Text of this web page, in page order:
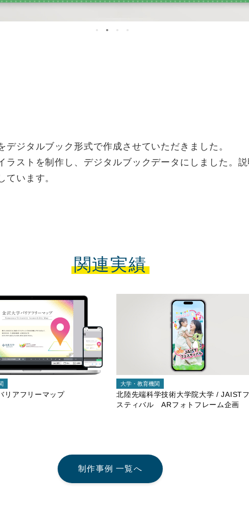
ジタルブック形式で作成させていただきました。
ストを制作し、デジタルブックデータにしました。
います。
関連実績
リアフリーマップ
大学・教育機関
北陸先端科学技術大学院大学 / JAIST
スティバル ARフォトフレーム企画
制作事例 一覧へ